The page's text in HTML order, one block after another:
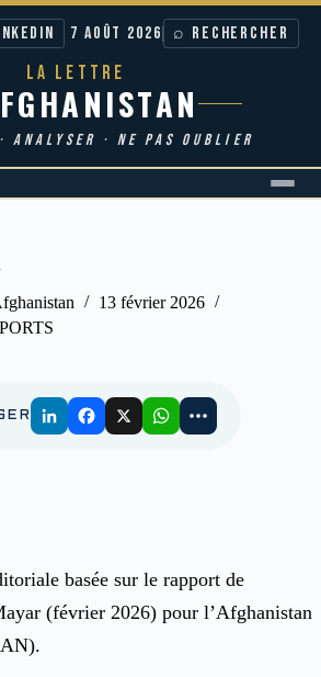
7 AOÛT 2026 ⌕ RECHERCHER
LA LETTRE
ANALYSER · NE PAS OUBLIER
13 février 2026
basée sur le rapport de
(février 2026) pour l’Afghanistan